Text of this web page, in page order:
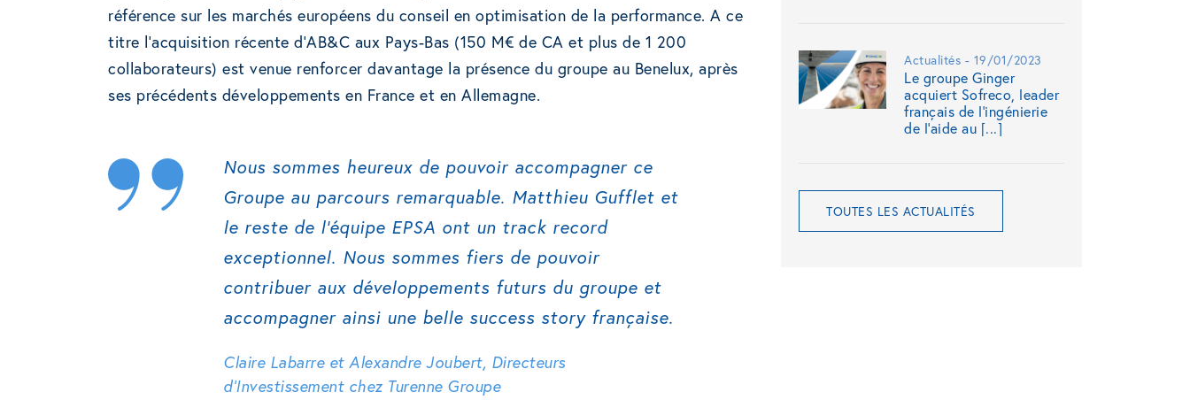
référence sur les marchés européens du conseil en optimisation de la performance. A ce
titre l’acquisition récente d’AB&C aux Pays-Bas (150 M€ de CA et plus de 1 200
collaborateurs) est venue renforcer davantage la présence du groupe au Benelux, après
ses précédents développements en France et en Allemagne.
Nous sommes heureux de pouvoir accompagner ce
Groupe au parcours remarquable. Matthieu Gufflet et
le reste de l’équipe EPSA ont un track record
exceptionnel. Nous sommes fiers de pouvoir
contribuer aux développements futurs du groupe et
accompagner ainsi une belle success story française.
Claire Labarre et Alexandre Joubert, Directeurs
d’Investissement chez Turenne Groupe
Actualités - 19/01/2023
Le groupe Ginger
acquiert Sofreco, leader
français de l’ingénierie
de l’aide au [...]
TOUTES LES ACTUALITÉS